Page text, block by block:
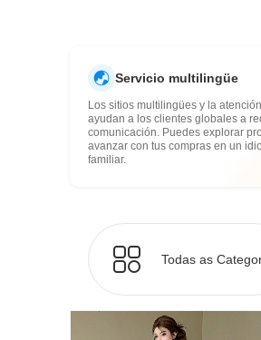
Servicio multilingüe
Los sitios multilingües y la
ayudan a los clientes globales a
comunicación. Puedes explorar
avanzar con tus compras en un
familiar.
Todas as